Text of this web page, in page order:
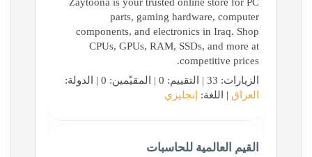
parts, gaming hardware, computer
components, and electronics in Iraq. Shop
CPUs, GPUs, RAM, SSDs, and more at
competitive prices.
الزيارات: 33 | التقييم: 0 | المقيّمين: 0 | الدولة:
العراق | اللغة: إنجليزي
القيم العالمية للحاسبات